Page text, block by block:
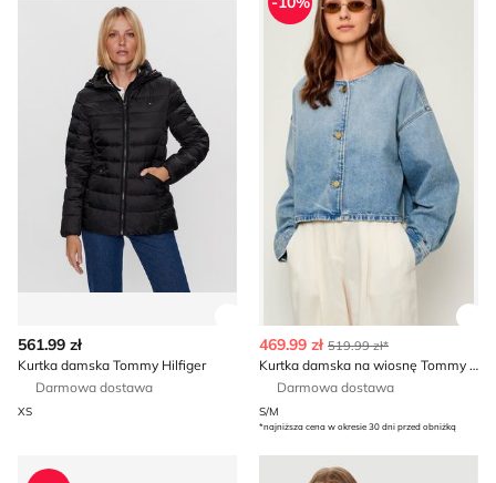
Zobacz szczegóły produktu
561.99 zł
Kurtka damska Tommy Hilfiger
Darmowa dostawa
XS
469.99 zł 519.99 zł*
Kurtka damska na wiosnę Tommy Hilfiger
Darmowa dostawa
S/M
*najniższa cena w okresie 30 dni przed obniżką
Kurtka damska casual Tommy HilfigerKurtka damska na jesień